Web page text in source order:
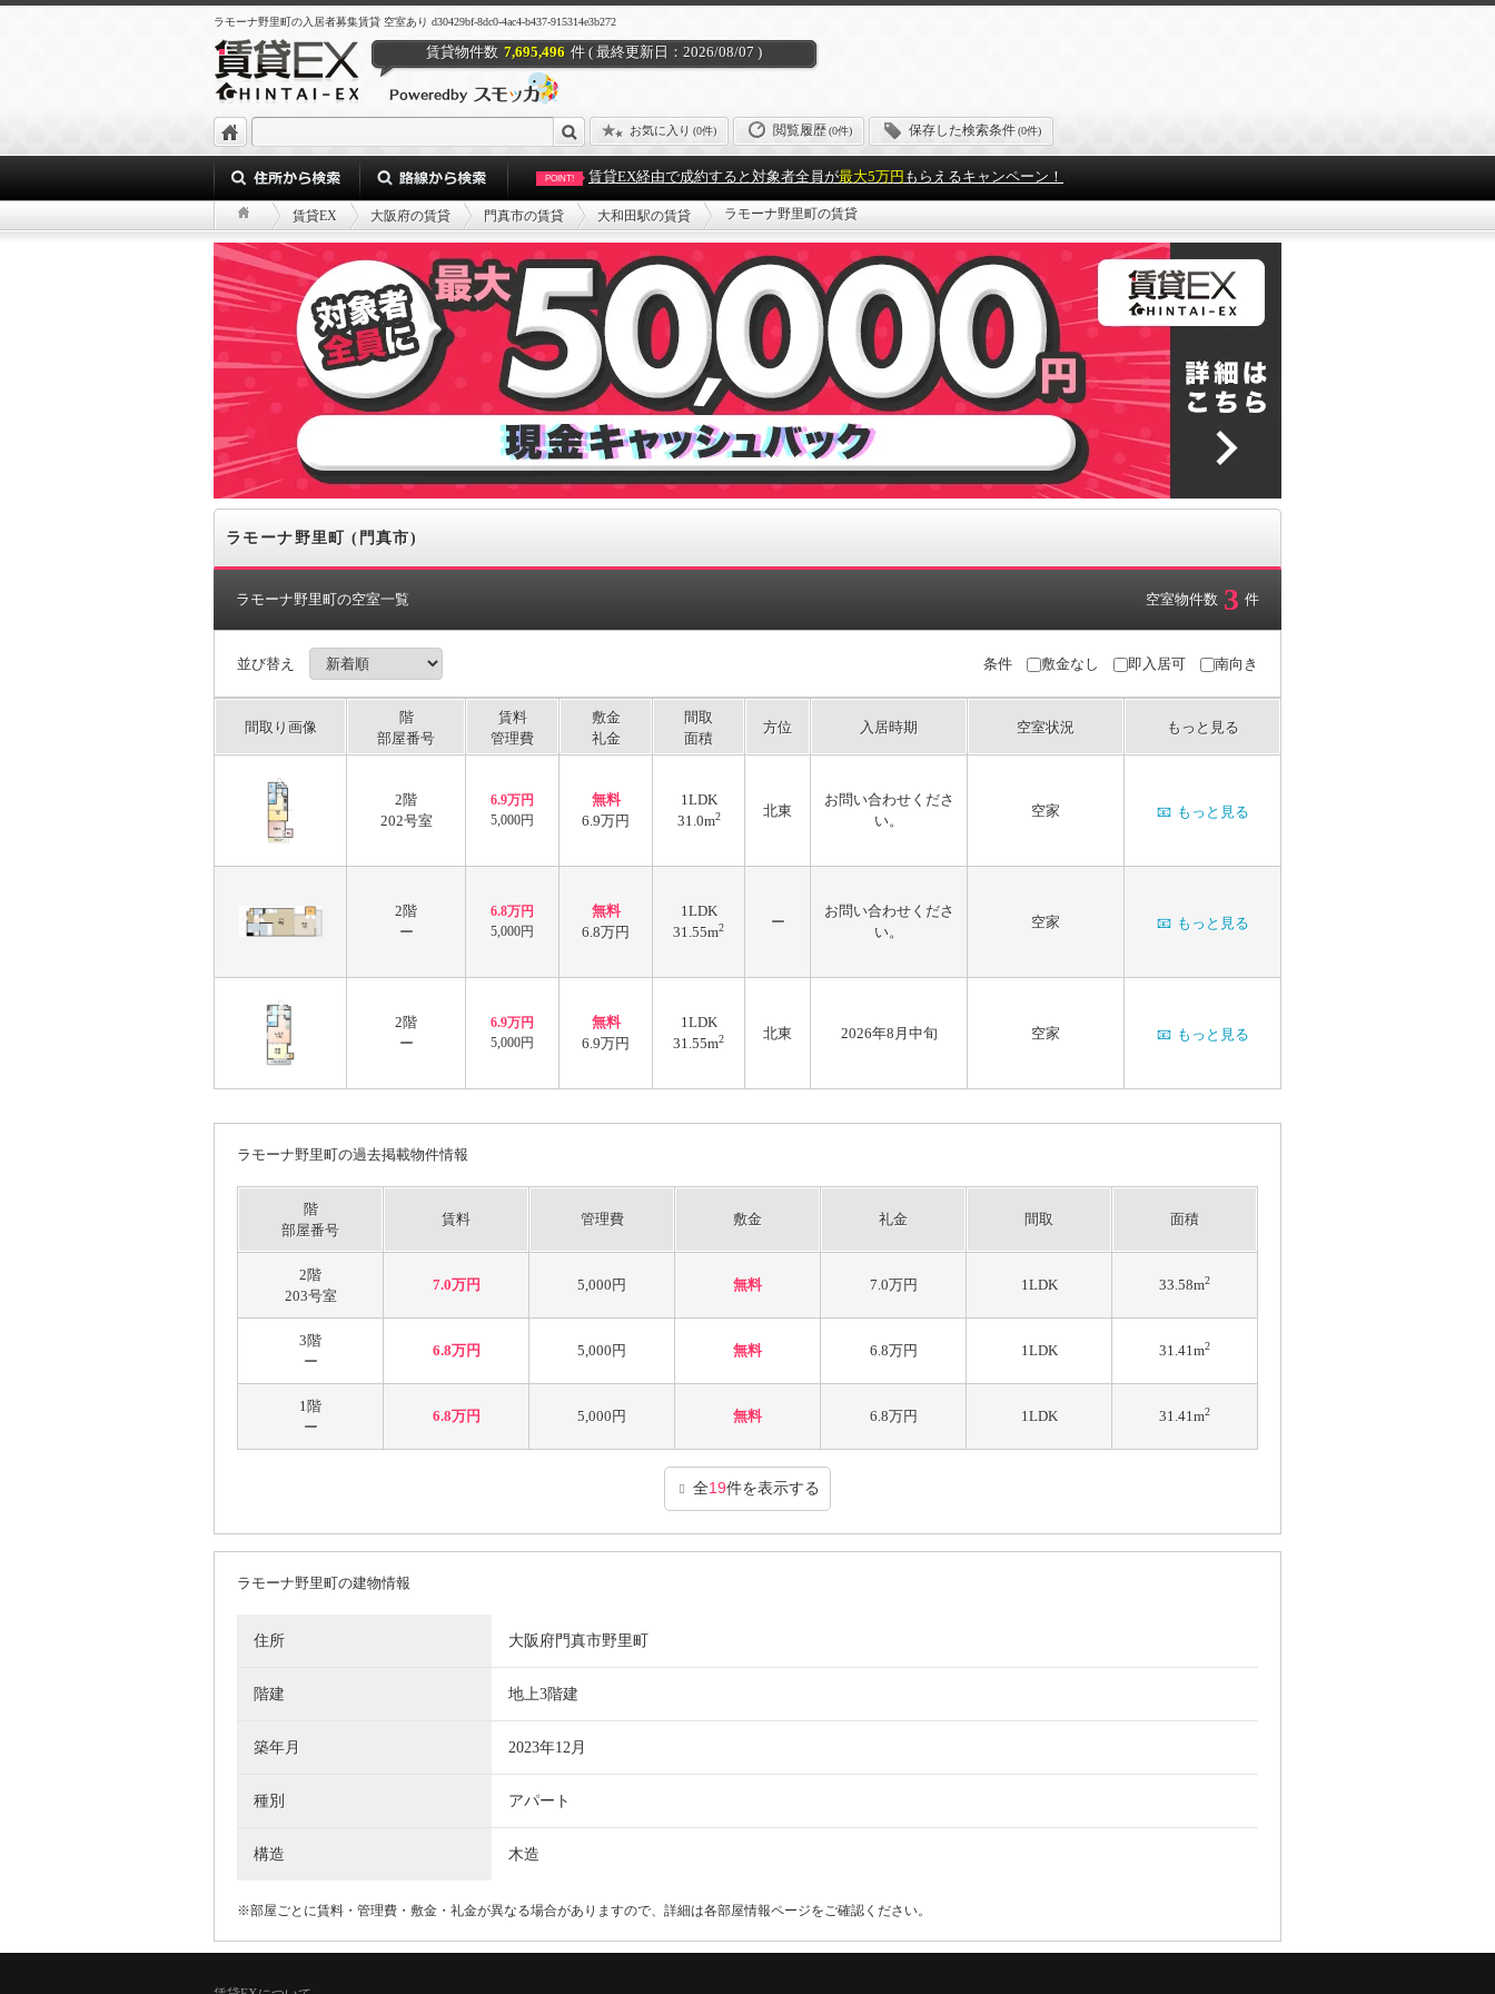
ラモーナ野里町の入居者募集賃貸 空室あり d30429bf-8dc0-4ac4-b437-915314e3b272
賃貸物件数 7,695,496 件 ( 最終更新日：2026/08/07 )
お気に入り (0件) 閲覧履歴(0件) 保存した検索条件(0件)
POINT! 賃貸EX経由で成約すると対象者全員が最大5万円 もらえるキャンペーン！
賃貸EX 大阪府の賃貸 門真市の賃貸 大和田駅の賃貸 ラモーナ野里町の賃貸
ラモーナ野里町 (門真市)
ラモーナ野里町の空室一覧 空室物件数 3 件
並び替え 条件 敷金なし 即入居可 南向き
間取り画像
階
部屋番号
賃料
管理費
敷金
礼金
間取
面積
方位 入居時期 空室状況 もっと見る
2階
202号室
6.9万円
5,000円
無料
6.9万円
1LDK
31.0m2 北東
お問い合わせくださ
い。
空家 📧 もっと見る
2階
ー
6.8万円
5,000円
無料
6.8万円
1LDK
31.55m2 ー
お問い合わせくださ
い。
空家 📧 もっと見る
2階
ー
6.9万円
5,000円
無料
6.9万円
1LDK
31.55m2 北東 2026年8月中旬 空家 📧 もっと見る
ラモーナ野里町の過去掲載物件情報
階
部屋番号
賃料 管理費 敷金 礼金 間取 面積
2階
203号室
7.0万円 5,000円 無料 7.0万円 1LDK 33.58m2
3階
ー
6.8万円 5,000円 無料 6.8万円 1LDK 31.41m2
1階
ー
6.8万円 5,000円 無料 6.8万円 1LDK 31.41m2
全19件を表示する
ラモーナ野里町の建物情報
住所 大阪府門真市野里町
階建 地上3階建
築年月 2023年12月
種別 アパート
構造 木造
※部屋ごとに賃料・管理費・敷金・礼金が異なる場合がありますので、詳細は各部屋情報ページをご確認ください。